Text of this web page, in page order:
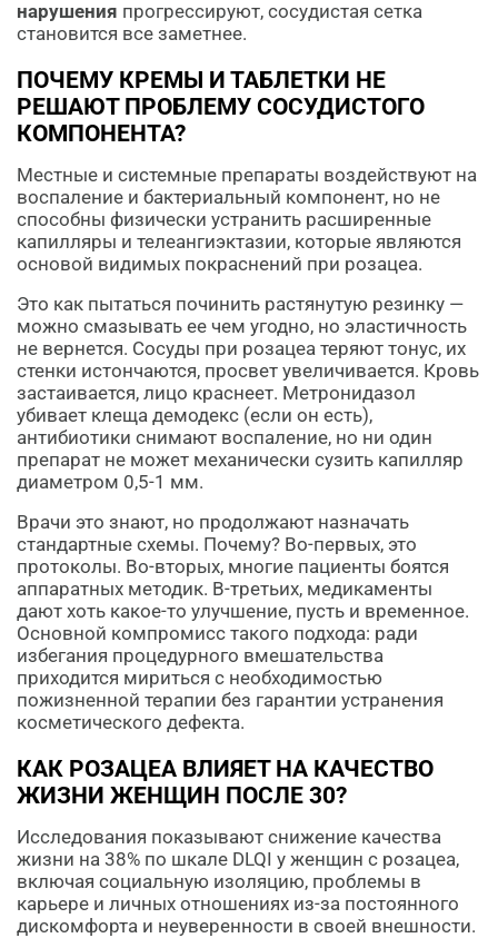
нарушения прогрессируют, сосудистая сетка
становится все заметнее.
ПОЧЕМУ КРЕМЫ И ТАБЛЕТКИ НЕ
РЕШАЮТ ПРОБЛЕМУ СОСУДИСТОГО
КОМПОНЕНТА?
Местные и системные препараты воздействуют на
воспаление и бактериальный компонент, но не
способны физически устранить расширенные
капилляры и телеангиэктазии, которые являются
основой видимых покраснений при розацеа.
Это как пытаться починить растянутую резинку —
можно смазывать ее чем угодно, но эластичность
не вернется. Сосуды при розацеа теряют тонус, их
стенки истончаются, просвет увеличивается. Кровь
застаивается, лицо краснеет. Метронидазол
убивает клеща демодекс (если он есть),
антибиотики снимают воспаление, но ни один
препарат не может механически сузить капилляр
диаметром 0,5-1 мм.
Врачи это знают, но продолжают назначать
стандартные схемы. Почему? Во-первых, это
протоколы. Во-вторых, многие пациенты боятся
аппаратных методик. В-третьих, медикаменты
дают хоть какое-то улучшение, пусть и временное.
Основной компромисс такого подхода: ради
избегания процедурного вмешательства
приходится мириться с необходимостью
пожизненной терапии без гарантии устранения
косметического дефекта.
КАК РОЗАЦЕА ВЛИЯЕТ НА КАЧЕСТВО
ЖИЗНИ ЖЕНЩИН ПОСЛЕ 30?
Исследования показывают снижение качества
жизни на 38% по шкале DLQI у женщин с розацеа,
включая социальную изоляцию, проблемы в
карьере и личных отношениях из-за постоянного
дискомфорта и неуверенности в своей внешности.